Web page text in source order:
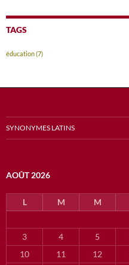
TAGS
éducation(7)
SYNONYMES LATINS
AOÛT 2026
L M M
3
4 5
10
11 12